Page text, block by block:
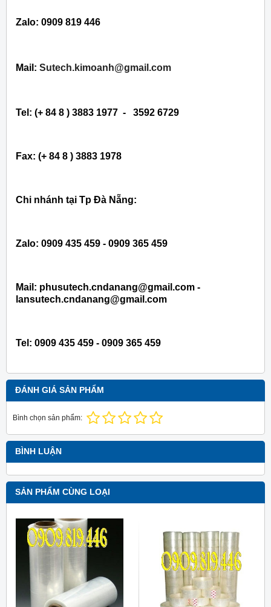
Zalo: 0909 819 446
Mail: Sutech.kimoanh@gmail.com
Tel: (+ 84 8 ) 3883 1977 - 3592 6729
Fax: (+ 84 8 ) 3883 1978
Chi nhánh tại Tp Đà Nẵng:
Zalo: 0909 435 459 - 0909 365 459
Mail: phusutech.cndanang@gmail.com -
lansutech.cndanang@gmail.com
Tel: 0909 435 459 - 0909 365 459
ĐÁNH GIÁ SẢN PHẨM
Bình chọn sản phẩm:
BÌNH LUẬN
SẢN PHẨM CÙNG LOẠI